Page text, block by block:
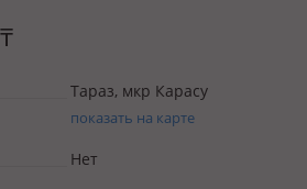
₸
Тараз, мкр Карасу
показать на карте
Нет